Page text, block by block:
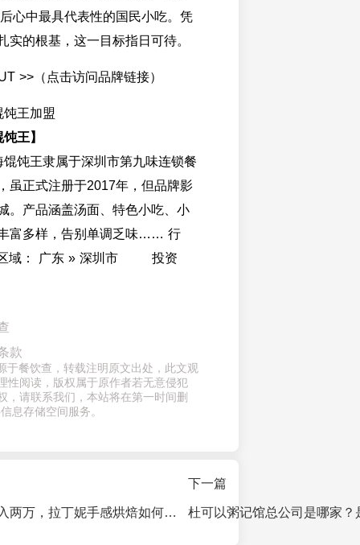
心中最具代表性的国民小吃。凭
实的根基，这一目标指日可待。
>>（点击访问品牌链接）
王】
王隶属于深圳市第九味连锁餐
虽正式注册于2017年，但品牌影
。产品涵盖汤面、特色小吃、小
富多样，告别单调乏味…… 行
： 广东 » 深圳市 投资
款
于餐饮查，转载注明原文出处，此文观
性阅读，版权属于原作者若无意侵犯
，请联系我们，本站将在第一时间删
息存储空间服务。
从门可罗雀到日入两万，拉丁妮手感烘焙如何逆袭成功？
下一篇
杜可以粥记馆总公司是哪家？